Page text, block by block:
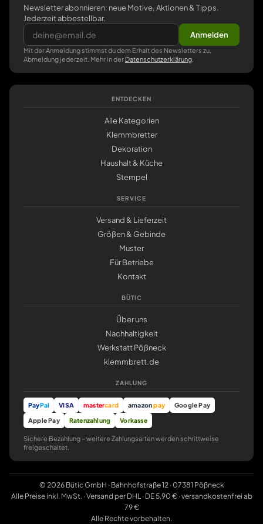
Newsletter abonnieren: neue Motive, Aktionen & Tipps.
Jederzeit abbestellbar.
Anmelden
Mit der Anmeldung stimmst du dem Erhalt des Newsletters zu,
Abmeldung jederzeit. Mehr in der Datenschutzerklärung
ENTDECKEN
Alle Kategorien
Klemmbretter
Dekoration
Haushalt & Küche
Stempel
SERVICE
Versand & Lieferzeit
Größen & Gebinde
Muster
Für Betriebe
Kontakt
BÜTIC
Über uns
Nachhaltigkeit
Werkstatt Pößneck
klemmbrett.de
ZAHLUNG
PayPal VISA mastercard amazonpay
Google Pay
Apple Pay
Ratenzahlung Vorkasse
Sichere Bezahlung – weitere Zahlungsarten werden schrittweise
freigeschaltet.
© 2026 Bütic GmbH · Bahnhofstraße 12 · 07381 Pößneck
Alle Preise inkl. MwSt. · Versand per DHL · DE 5,90 € · versandkostenfrei ab
79 €
Alle Rechte vorbehalten.